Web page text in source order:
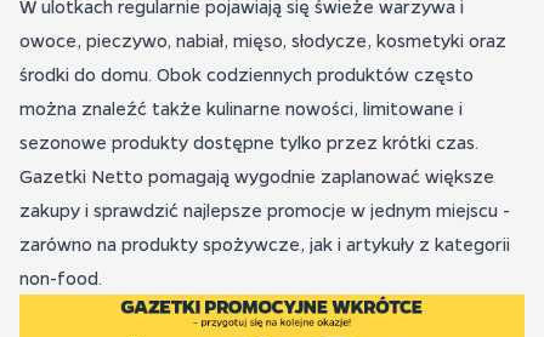
W ulotkach regularnie pojawiają się świeże warzywa i
owoce, pieczywo, nabiał, mięso, słodycze, kosmetyki oraz
środki do domu. Obok codziennych produktów często
można znaleźć także kulinarne nowości, limitowane i
sezonowe produkty dostępne tylko przez krótki czas.
Gazetki Netto pomagają wygodnie zaplanować większe
zakupy i sprawdzić najlepsze promocje w jednym miejscu -
zarówno na produkty spożywcze, jak i artykuły z kategorii
non-food.